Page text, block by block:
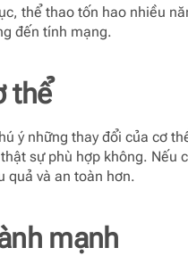
thể thao tốn hao nhiều
đến tính mạng.
thể
ý những thay đổi của cơ
sự phù hợp không. Nếu
quả và an toàn hơn.
mạnh